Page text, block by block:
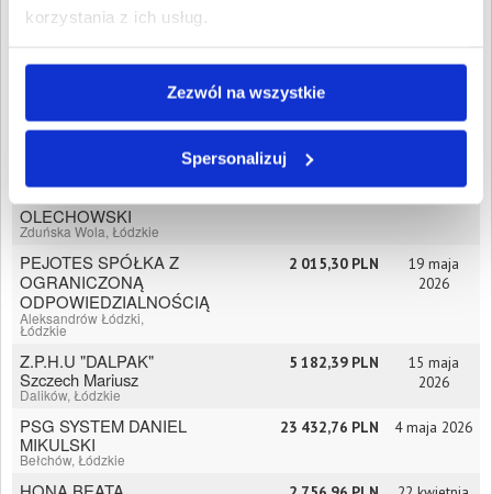
korzystania z ich usług.
Zezwól na wszystkie
Spersonalizuj
MKS PIOTRCOVIA
SPÓŁKA Z
ODPOWIEDZIALNOŚCIĄ
DARIUSZ SAGAN
OLECHOWSKI
Zduńska Wola, Łódzkie
33 853,04 PLN
29 maja
PEJOTES SPÓŁKA Z
OGRANICZONĄ
ODPOWIEDZIALNOŚCIĄ
Aleksandrów Łódzki,
Łódzkie
2 015,30 PLN
19 maja
2026
Z.P.H.U "DALPAK"
Szczech Mariusz
Dalików, Łódzkie
5 182,39 PLN
15 maja
2026
PSG SYSTEM DANIEL
MIKULSKI
Bełchów, Łódzkie
23 432,76 PLN 4 maja 2026